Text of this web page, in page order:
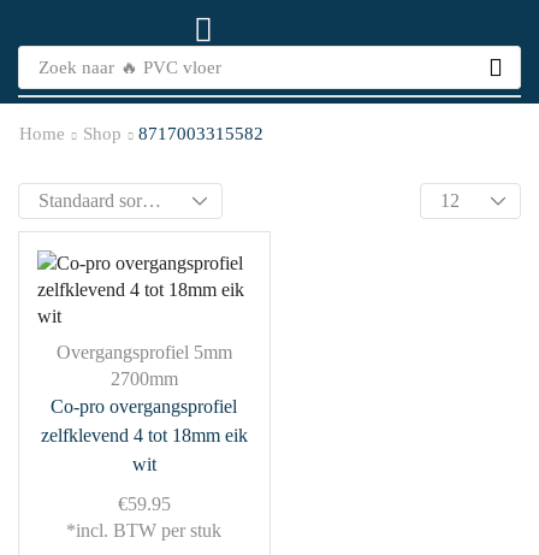
Zoek naar 🔥 PVC vloer
Home Shop 8717003315582
Overgangsprofiel 5mm
2700mm
Co-pro overgangsprofiel
zelfklevend 4 tot 18mm eik
wit
€59.95
*incl. BTW per stuk